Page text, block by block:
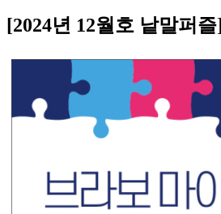
[2024년 12월호 낱말퍼즐]